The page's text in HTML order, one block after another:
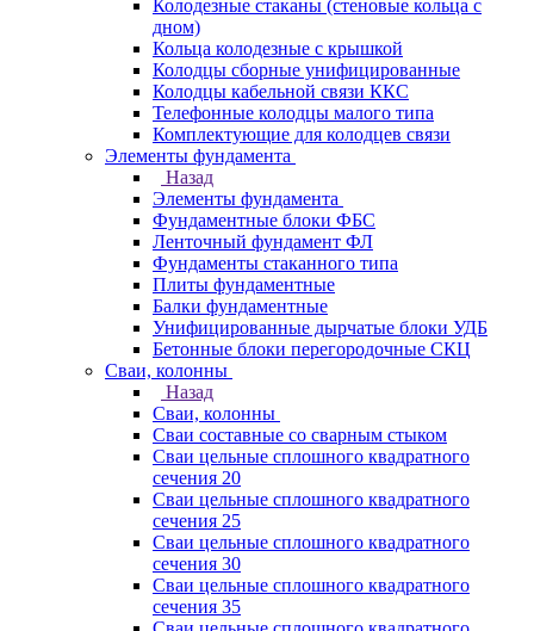
Колодезные стаканы (стеновые кольца с
дном)
Кольца колодезные с крышкой
Колодцы сборные унифицированные
Колодцы кабельной связи ККС
Телефонные колодцы малого типа
Комплектующие для колодцев связи
Элементы фундамента
Назад
Элементы фундамента
Фундаментные блоки ФБС
Ленточный фундамент ФЛ
Фундаменты стаканного типа
Плиты фундаментные
Балки фундаментные
Унифицированные дырчатые блоки УДБ
Бетонные блоки перегородочные СКЦ
Сваи, колонны
Назад
Сваи, колонны
Сваи составные со сварным стыком
Сваи цельные сплошного квадратного
сечения 20
Сваи цельные сплошного квадратного
сечения 25
Сваи цельные сплошного квадратного
сечения 30
Сваи цельные сплошного квадратного
сечения 35